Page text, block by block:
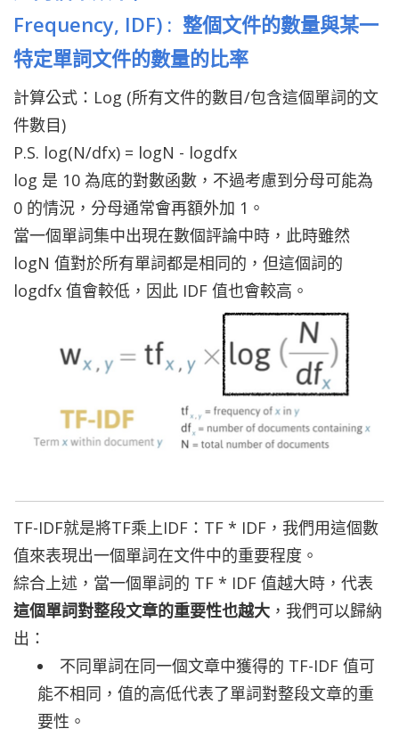
Frequency, IDF) : 整個文件的數量與某一
特定單詞文件的數量的比率
計算公式：Log (所有文件的數目/包含這個單詞的文
件數目)
P.S. log(N/dfx) = logN - logdfx
log 是 10 為底的對數函數，不過考慮到分母可能為
0 的情況，分母通常會再額外加 1。
當一個單詞集中出現在數個評論中時，此時雖然
logN 值對於所有單詞都是相同的，但這個詞的
logdfx 值會較低，因此 IDF 值也會較高。
TF-IDF就是將TF乘上IDF： TF * IDF，我們用這個數
值來表現出一個單詞在文件中的重要程度。
綜合上述，當一個單詞的 TF * IDF 值越大時，代表
這個單詞對整段文章的重要性也越大 ，我們可以歸納
出：
不同單詞在同一個文章中獲得的 TF-IDF 值可
能不相同，值的高低代表了單詞對整段文章的重
要性。